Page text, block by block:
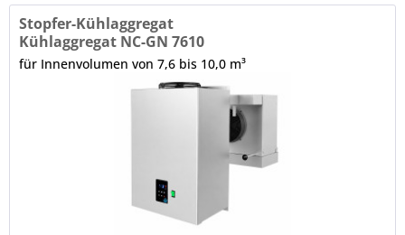
Stopfer-Kühlaggregat
Kühlaggregat NC-GN 7610
für Innenvolumen von 7,6 bis 10,0 m³